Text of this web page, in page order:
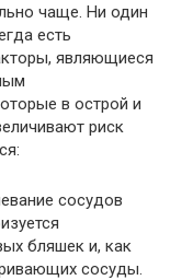
чаще. Ни один
есть
являющиеся
в острой и
риск
сосудов
бляшек и, как
сосуды.